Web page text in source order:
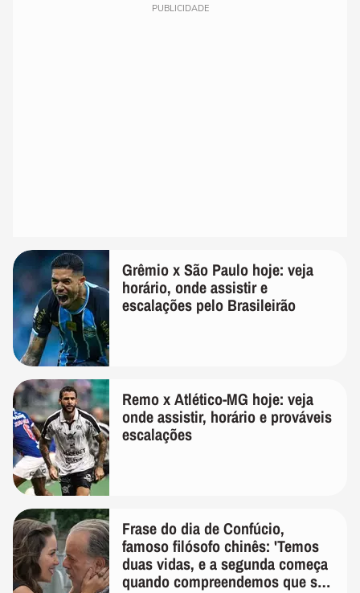
PUBLICIDADE
Grêmio x São Paulo hoje: veja
horário, onde assistir e
escalações pelo Brasileirão
Remo x Atlético-MG hoje: veja
onde assistir, horário e prováveis
escalações
Frase do dia de Confúcio,
famoso filósofo chinês: 'Temos
duas vidas, e a segunda começa
quando compreendemos que só